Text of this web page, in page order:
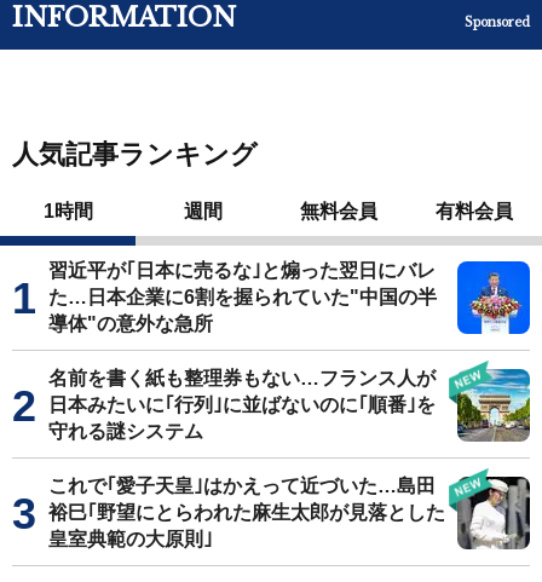
INFORMATION Sponsored
人気記事ランキング
1時間 週間 無料会員 有料会員
習近平が｢日本に売るな｣と煽った翌日にバレ
た…日本企業に6割を握られていた"中国の半
導体"の意外な急所
名前を書く紙も整理券もない…フランス人が
日本みたいに｢行列｣に並ばないのに｢順番｣を
守れる謎システム
これで｢愛子天皇｣はかえって近づいた…島田
裕巳｢野望にとらわれた麻生太郎が見落とした
皇室典範の大原則｣